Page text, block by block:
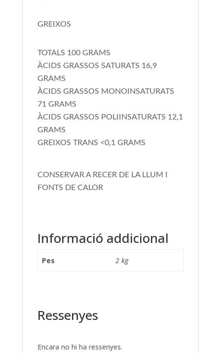
GREIXOS
TOTALS 100 GRAMS
ÀCIDS GRASSOS SATURATS 16,9
GRAMS
ÀCIDS GRASSOS MONOINSATURATS
71 GRAMS
ÀCIDS GRASSOS POLIINSATURATS 12,1
GRAMS
GREIXOS TRANS <0,1 GRAMS
CONSERVAR A RECER DE LA LLUM I
FONTS DE CALOR
Informació addicional
Pes 2 kg
Ressenyes
Encara no hi ha ressenyes.